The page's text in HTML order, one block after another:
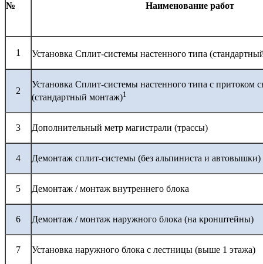
№ Наименование работ
1 Установка Сплит-системы настенного типа
2
Установка Сплит-системы настенного типа с притоком
(стандартный монтаж)1
3 Дополнительный метр магистрали (трассы)
4 Демонтаж сплит-системы (без альпиниста и автовышки)
5 Демонтаж / монтаж внутреннего блока
6 Демонтаж / монтаж наружного блока (на кронштейны)
7 Установка наружного блока с лестницы (выше 1 этажа)